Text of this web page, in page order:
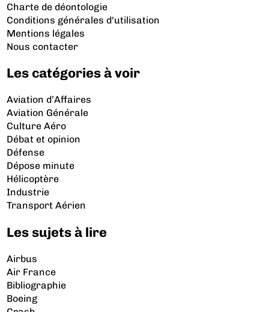
Charte de déontologie
Conditions générales d'utilisation
Mentions légales
Nous contacter
Les catégories à voir
Aviation d’Affaires
Aviation Générale
Culture Aéro
Débat et opinion
Défense
Dépose minute
Hélicoptère
Industrie
Transport Aérien
Les sujets à lire
Airbus
Air France
Bibliographie
Boeing